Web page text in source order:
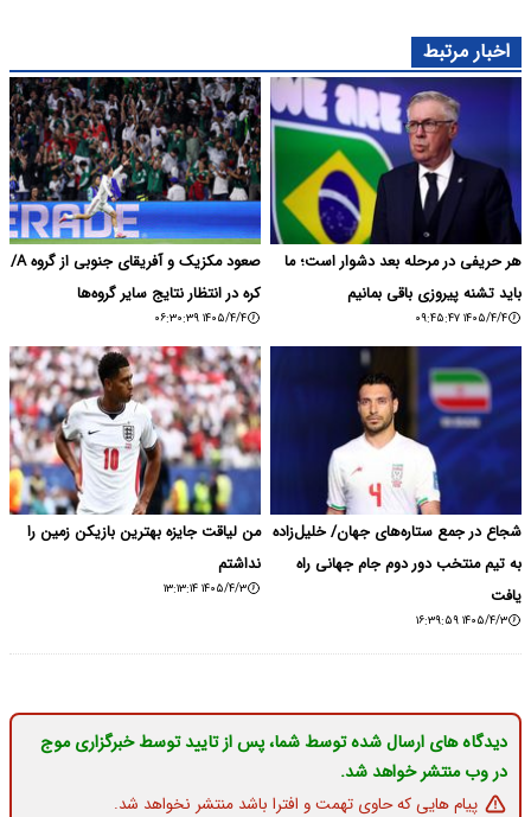
اخبار مرتبط
هر حریفی در مرحله بعد دشوار است؛ ما
باید تشنه پیروزی باقی بمانیم
۱۴۰۵/۴/۴ ۰۹:۴۵:۴۷
صعود مکزیک و آفریقای جنوبی از گروه A/
کره در انتظار نتایج سایر گروه‌ها
۱۴۰۵/۴/۴ ۰۶:۳۰:۳۹
شجاع در جمع ستاره‌های جهان/ خلیل‌زاده
به تیم منتخب دور دوم جام جهانی راه
یافت
۱۴۰۵/۴/۳ ۱۶:۳۹:۵۹
من لیاقت جایزه بهترین بازیکن زمین را
نداشتم
۱۴۰۵/۴/۳ ۱۳:۱۳:۱۴
دیدگاه های ارسال شده توسط شما، پس از تایید توسط خبرگزاری موج
در وب منتشر خواهد شد.
پیام هایی که حاوی تهمت و افترا باشد منتشر نخواهد شد.